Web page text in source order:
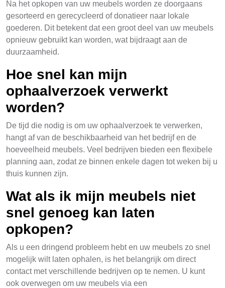
Na het opkopen van uw meubels worden ze doorgaans
gesorteerd en gerecycleerd of donatieer naar lokale
goederen. Dit betekent dat een groot deel van uw meubels
opnieuw gebruikt kan worden, wat bijdraagt aan de
duurzaamheid.
Hoe snel kan mijn
ophaalverzoek verwerkt
worden?
De tijd die nodig is om uw ophaalverzoek te verwerken,
hangt af van de beschikbaarheid van het bedrijf en de
hoeveelheid meubels. Veel bedrijven bieden een flexibele
planning aan, zodat ze binnen enkele dagen tot weken bij u
thuis kunnen zijn.
Wat als ik mijn meubels niet
snel genoeg kan laten
opkopen?
Als u een dringend probleem hebt en uw meubels zo snel
mogelijk wilt laten ophalen, is het belangrijk om direct
contact met verschillende bedrijven op te nemen. U kunt
ook overwegen om uw meubels via een